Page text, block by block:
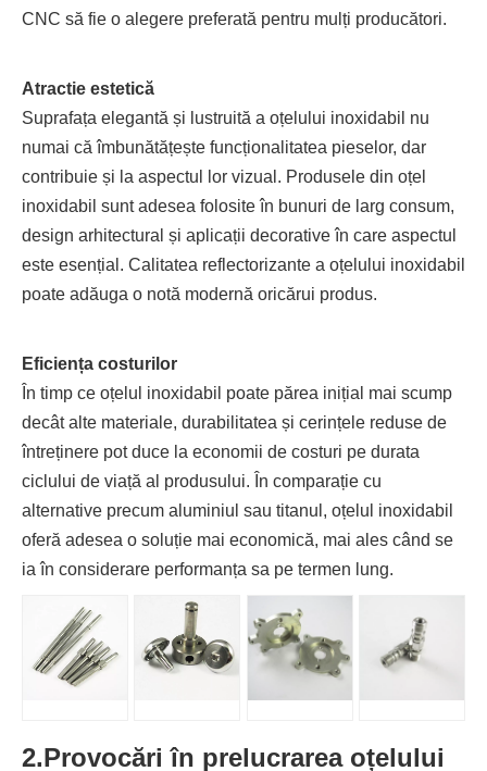
CNC să fie o alegere preferată pentru mulți producători.
Atractie estetică
Suprafața elegantă și lustruită a oțelului inoxidabil nu
numai că îmbunătățește funcționalitatea pieselor, dar
contribuie și la aspectul lor vizual. Produsele din oțel
inoxidabil sunt adesea folosite în bunuri de larg consum,
design arhitectural și aplicații decorative în care aspectul
este esențial. Calitatea reflectorizante a oțelului inoxidabil
poate adăuga o notă modernă oricărui produs.
Eficiența costurilor
În timp ce oțelul inoxidabil poate părea inițial mai scump
decât alte materiale, durabilitatea și cerințele reduse de
întreținere pot duce la economii de costuri pe durata
ciclului de viață al produsului. În comparație cu
alternative precum aluminiul sau titanul, oțelul inoxidabil
oferă adesea o soluție mai economică, mai ales când se
ia în considerare performanța sa pe termen lung.
2.Provocări în prelucrarea oțelului